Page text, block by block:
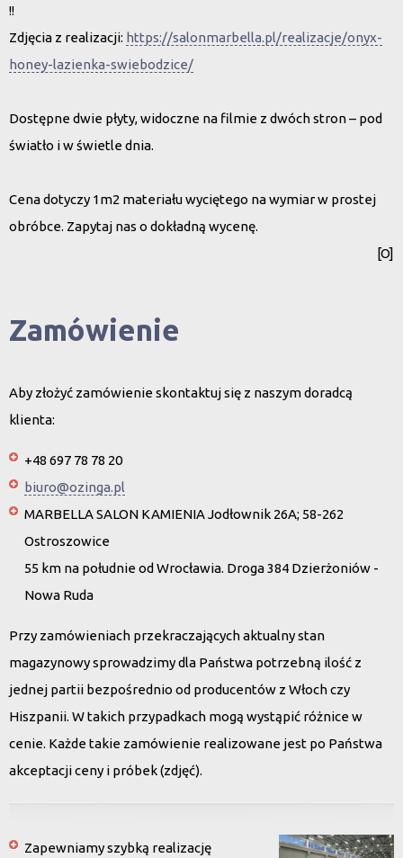
!!
Zdjęcia z realizacji: https://salonmarbella.pl/realizacje/onyx-
honey-lazienka-swiebodzice/
Dostępne dwie płyty, widoczne na filmie z dwóch stron – pod
światło i w świetle dnia.
Cena dotyczy 1m2 materiału wyciętego na wymiar w prostej
obróbce. Zapytaj nas o dokładną wycenę.
[O]
Zamówienie
Aby złożyć zamówienie skontaktuj się z naszym doradcą
klienta:
+48 697 78 78 20
biuro@ozinga.pl
MARBELLA SALON KAMIENIA Jodłownik 26A; 58-262
Ostroszowice
55 km na południe od Wrocławia. Droga 384 Dzierżoniów -
Nowa Ruda
Przy zamówieniach przekraczających aktualny stan
magazynowy sprowadzimy dla Państwa potrzebną ilość z
jednej partii bezpośrednio od producentów z Włoch czy
Hiszpanii. W takich przypadkach mogą wystąpić różnice w
cenie. Każde takie zamówienie realizowane jest po Państwa
akceptacji ceny i próbek (zdjęć).
Zapewniamy szybką realizację